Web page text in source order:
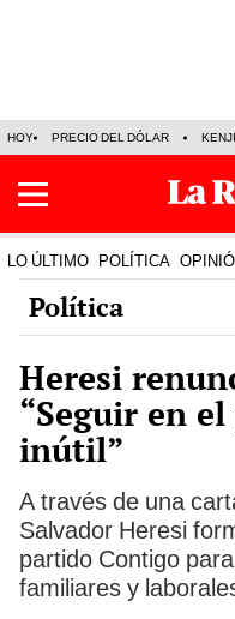
HOY PRECIO DEL DÓLAR
LO ÚLTIMO POLÍTICA
Política
Heresi
“Seguir en
inútil”
A través de una
Salvador Heresi
partido Contigo
familiares y